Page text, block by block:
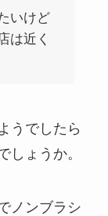
いけど
は近く
うでしたら
しょうか。
ノンブラシ